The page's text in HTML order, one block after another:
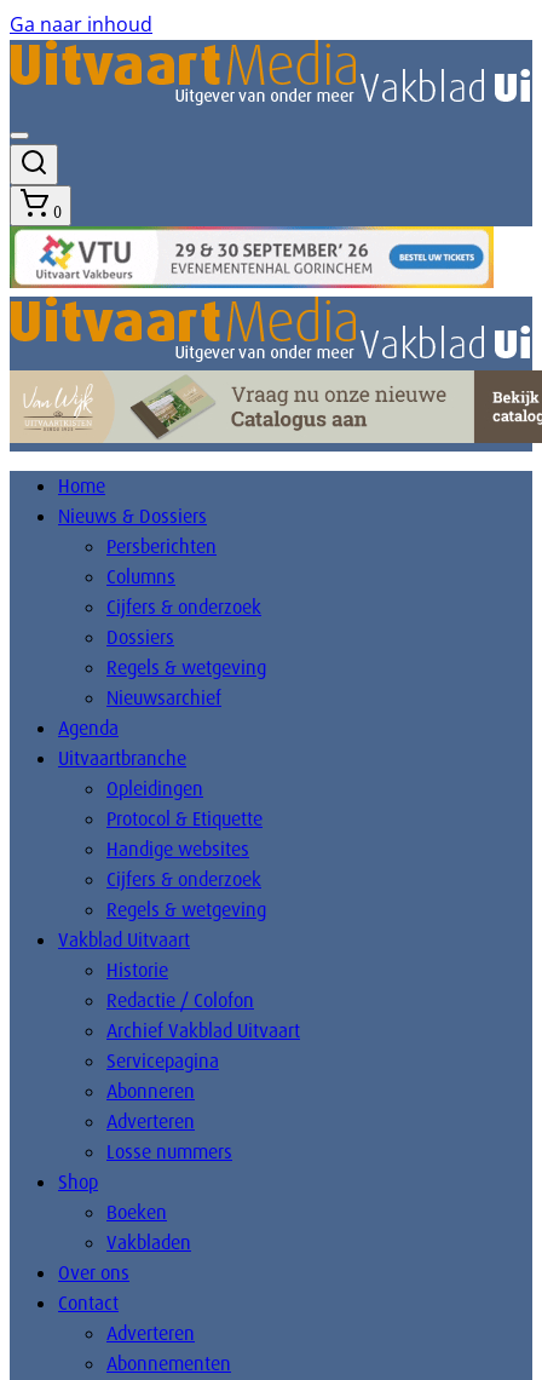
Ga naar inhoud
0
Home
Nieuws & Dossiers
Persberichten
Columns
Cijfers & onderzoek
Dossiers
Regels & wetgeving
Nieuwsarchief
Agenda
Uitvaartbranche
Opleidingen
Protocol & Etiquette
Handige websites
Cijfers & onderzoek
Regels & wetgeving
Vakblad Uitvaart
Historie
Redactie / Colofon
Archief Vakblad Uitvaart
Servicepagina
Abonneren
Adverteren
Losse nummers
Shop
Boeken
Vakbladen
Over ons
Contact
Adverteren
Abonnementen